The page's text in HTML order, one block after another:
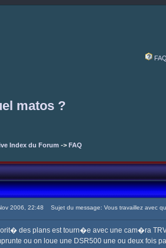
FAQ
matos ?
Index du Forum -> FAQ
2006, 22:48 Sujet du message: Vous travaillez avec
des plans est tourn�e avec une cam�ra
ou on loue une DSR500 une ou deux fois